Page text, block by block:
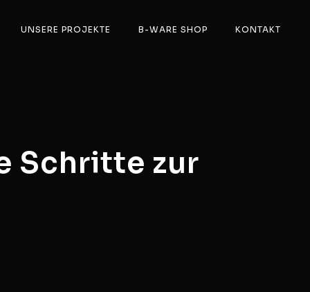
UNSERE PROJEKTE B-WARE SHOP KONTAKT
Schritte zur